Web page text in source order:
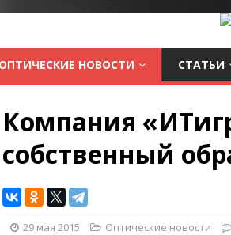
ОПТИЧЕСКИЕ НОВОСТИ СТАТЬИ
Компания
собственный
29 мая 2015 Оптические новости